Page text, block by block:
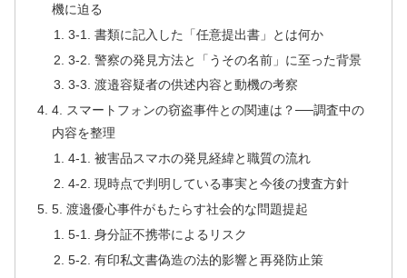
機に迫る
3-1. 書類に記入した「任意提出書」とは何か
3-2. 警察の発見方法と「うその名前」に至った背景
3-3. 渡邉容疑者の供述内容と動機の考察
4. スマートフォンの窃盗事件との関連は？──調査中の
内容を整理
4-1. 被害品スマホの発見経緯と職質の流れ
4-2. 現時点で判明している事実と今後の捜査方針
5. 渡邉優心事件がもたらす社会的な問題提起
5-1. 身分証不携帯によるリスク
5-2. 有印私文書偽造の法的影響と再発防止策